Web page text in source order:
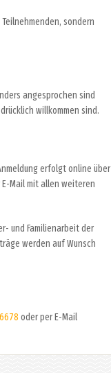
sondern
angesprochen sind
willkommen sind.
erfolgt online über
Mail mit allen weiteren
und Familienarbeit der
werden auf Wunsch
oder per E-Mail